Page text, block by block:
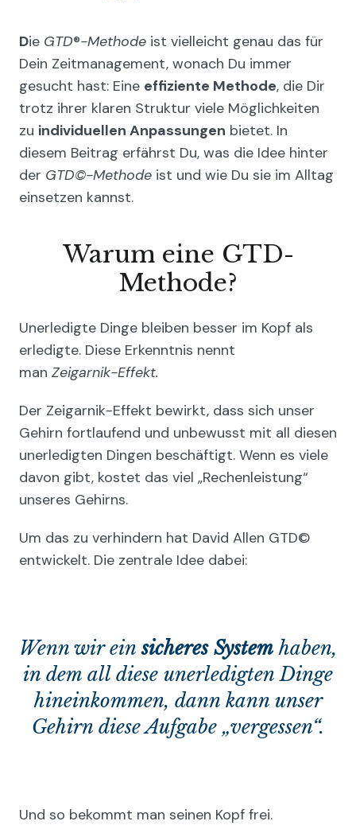
Die GTD®-Methode ist vielleicht genau das für
Dein Zeitmanagement, wonach Du immer
gesucht hast: Eine effiziente Methode, die Dir
trotz ihrer klaren Struktur viele Möglichkeiten
zu individuellen Anpassungen bietet. In
diesem Beitrag erfährst Du, was die Idee hinter
der GTD©-Methode ist und wie Du sie im Alltag
einsetzen kannst.
Warum eine GTD-
Methode?
Unerledigte Dinge bleiben besser im Kopf als
erledigte. Diese Erkenntnis nennt
man Zeigarnik-Effekt.
Der Zeigarnik-Effekt bewirkt, dass sich unser
Gehirn fortlaufend und unbewusst mit all diesen
unerledigten Dingen beschäftigt. Wenn es viele
davon gibt, kostet das viel „Rechenleistung“
unseres Gehirns.
Um das zu verhindern hat David Allen GTD©
entwickelt. Die zentrale Idee dabei:
Wenn wir einsicheres Systemhaben,
in dem all diese unerledigten Dinge
hineinkommen, dann kann unser
Gehirn diese Aufgabe „vergessen“.
Und so bekommt man seinen Kopf frei.